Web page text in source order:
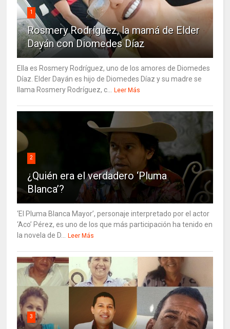
1
Rosmery Rodríguez, la mamá de Elder
Dayán con Diomedes Díaz
Ella es Rosmery Rodríguez, uno de los amores de Diomedes
Díaz. Elder Dayán es hijo de Diomedes Díaz y su madre se
llama Rosmery Rodríguez, c...
Leer Más
2
¿Quién era el verdadero ‘Pluma
Blanca’?
‘El Pluma Blanca Mayor’, personaje interpretado por el actor
‘Aco’ Pérez, es uno de los que más participación ha tenido en
la novela de D...
Leer Más
3